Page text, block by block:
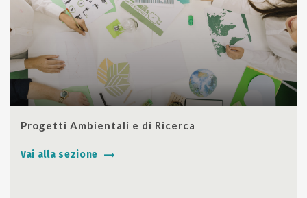
Progetti Ambientali e di Ricerca
Vai alla sezione